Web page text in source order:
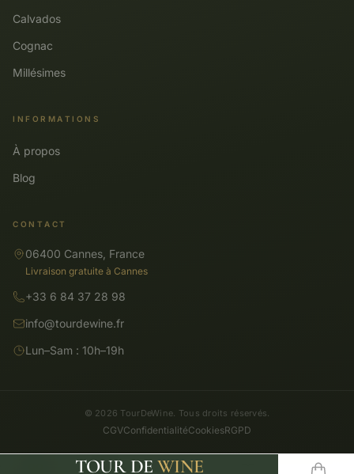
Calvados
Cognac
Millésimes
INFORMATIONS
À propos
Blog
CONTACT
06400 Cannes, France
Livraison gratuite à Cannes
+33 6 84 37 28 98
info@tourdewine.fr
Lun–Sam : 10h–19h
© 2026 TourDeWine. Tous droits réservés.
CGVConfidentialitéCookiesRGPD
TOUR DE WINE